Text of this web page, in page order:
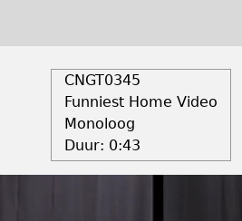
CNGT0345
Funniest Home Video
Monoloog
Duur: 0:43